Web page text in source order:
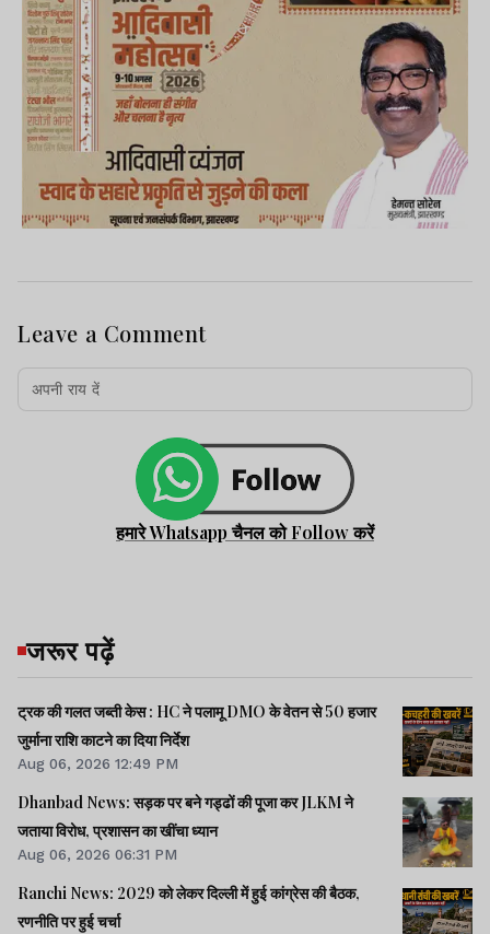
Leave a Comment
हमारे Whatsapp चैनल को Follow करें
जरूर पढ़ें
ट्रक की गलत जब्ती केस : HC ने पलामू DMO के वेतन से 50 हजार
जुर्माना राशि काटने का दिया निर्देश
Aug 06, 2026 12:49 PM
Dhanbad News: सड़क पर बने गड्ढों की पूजा कर JLKM ने
जताया विरोध, प्रशासन का खींचा ध्यान
Aug 06, 2026 06:31 PM
Ranchi News: 2029 को लेकर दिल्ली में हुई कांग्रेस की बैठक,
रणनीति पर हुई चर्चा